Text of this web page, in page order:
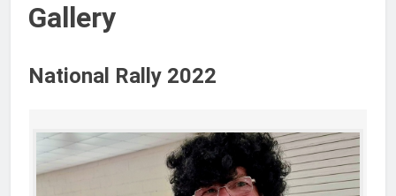
Gallery
National Rally 2022